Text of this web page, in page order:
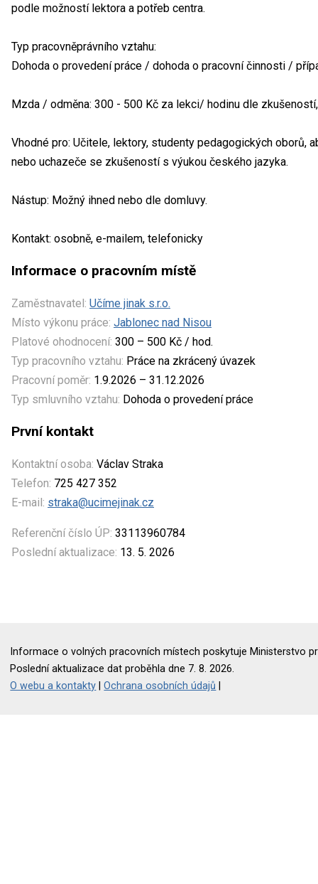
podle možností lektora a potřeb centra.
Typ pracovněprávního vztahu:
Dohoda o provedení práce / dohoda o pracovní činnosti /
Mzda / odměna: 300 - 500 Kč za lekci/ hodinu dle
Vhodné pro: Učitele, lektory, studenty pedagogických oborů,
nebo uchazeče se zkušeností s výukou českého jazyka.
Nástup: Možný ihned nebo dle domluvy.
Kontakt: osobně, e-mailem, telefonicky
Informace o pracovním místě
Zaměstnavatel: Učíme jinak s.r.o.
Místo výkonu práce: Jablonec nad Nisou
Platové ohodnocení: 300 – 500 Kč / hod.
Typ pracovního vztahu: Práce na zkrácený úvazek
Pracovní poměr: 1.9.2026 – 31.12.2026
Typ smluvního vztahu: Dohoda o provedení práce
První kontakt
Kontaktní osoba: Václav Straka
Telefon: 725 427 352
E-mail: straka@ucimejinak.cz
Referenční číslo ÚP: 33113960784
Poslední aktualizace: 13. 5. 2026
Informace o volných pracovních místech poskytuje Ministerstvo
Poslední aktualizace dat proběhla dne 7. 8. 2026.
O webu a kontakty |Ochrana osobních údajů